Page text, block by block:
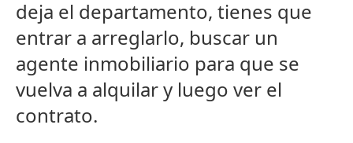
deja el departamento, tienes que
entrar a arreglarlo, buscar un
agente inmobiliario para que se
vuelva a alquilar y luego ver el
contrato.